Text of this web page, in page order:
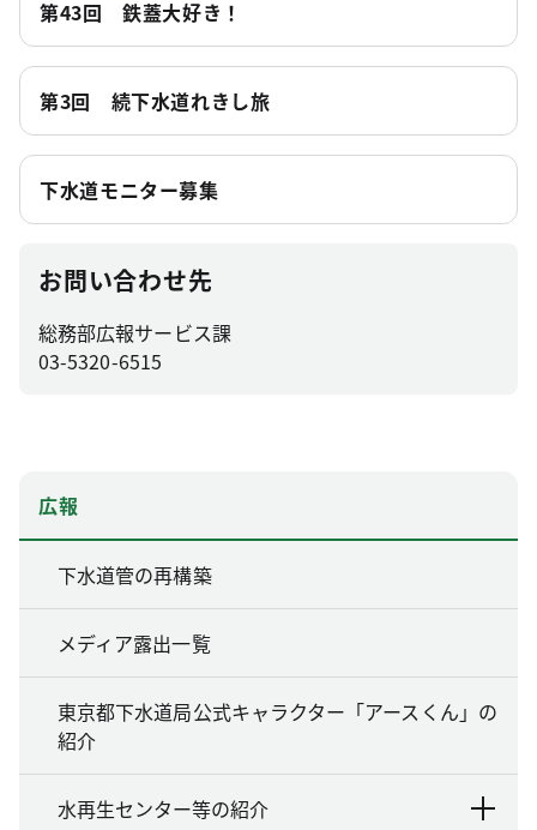
第43回 鉄蓋大好き！
第3回 続下水道れきし旅
下水道モニター募集
お問い合わせ先
総務部広報サービス課
03-5320-6515
広報
下水道管の再構築
メディア露出一覧
東京都下水道局公式キャラクター「アースくん」の
紹介
水再生センター等の紹介